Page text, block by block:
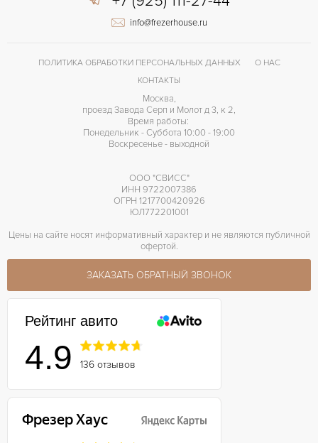
info@frezerhouse.ru
ПОЛИТИКА ОБРАБОТКИ ПЕРСОНАЛЬНЫХ ДАННЫХ
О НАС
КОНТАКТЫ
Москва,
проезд Завода Серп и Молот д 3, к 2,
Время работы:
Понедельник - Суббота 10:00 - 19:00
Воскресенье - выходной
ООО "СВИСС"
ИНН 9722007386
ОГРН 1217700420926
ЮЛ772201001
Цены на сайте носят информативный характер и не являются публичной
офертой.
ЗАКАЗАТЬ ОБРАТНЫЙ ЗВОНОК
Рейтинг авито
4.9 136 отзывов